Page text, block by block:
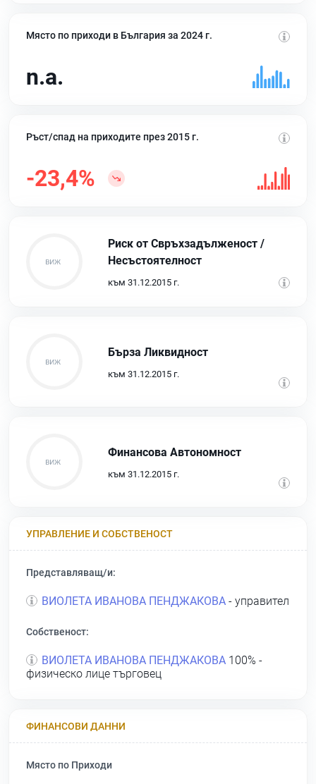
Място по приходи в България за 2024 г.
n.a.
Ръст/спад на приходите през 2015 г.
-23,4%
Риск от Свръхзадълженост /
Несъстоятелност
към 31.12.2015 г.
Бърза Ликвидност
към 31.12.2015 г.
Финансова Автономност
към 31.12.2015 г.
УПРАВЛЕНИЕ И СОБСТВЕНОСТ
Представляващ/и:
ВИОЛЕТА ИВАНОВА ПЕНДЖАКОВА - управител
Собственост:
ВИОЛЕТА ИВАНОВА ПЕНДЖАКОВА 100% -
физическо лице търговец
ФИНАНСОВИ ДАННИ
Място по Приходи